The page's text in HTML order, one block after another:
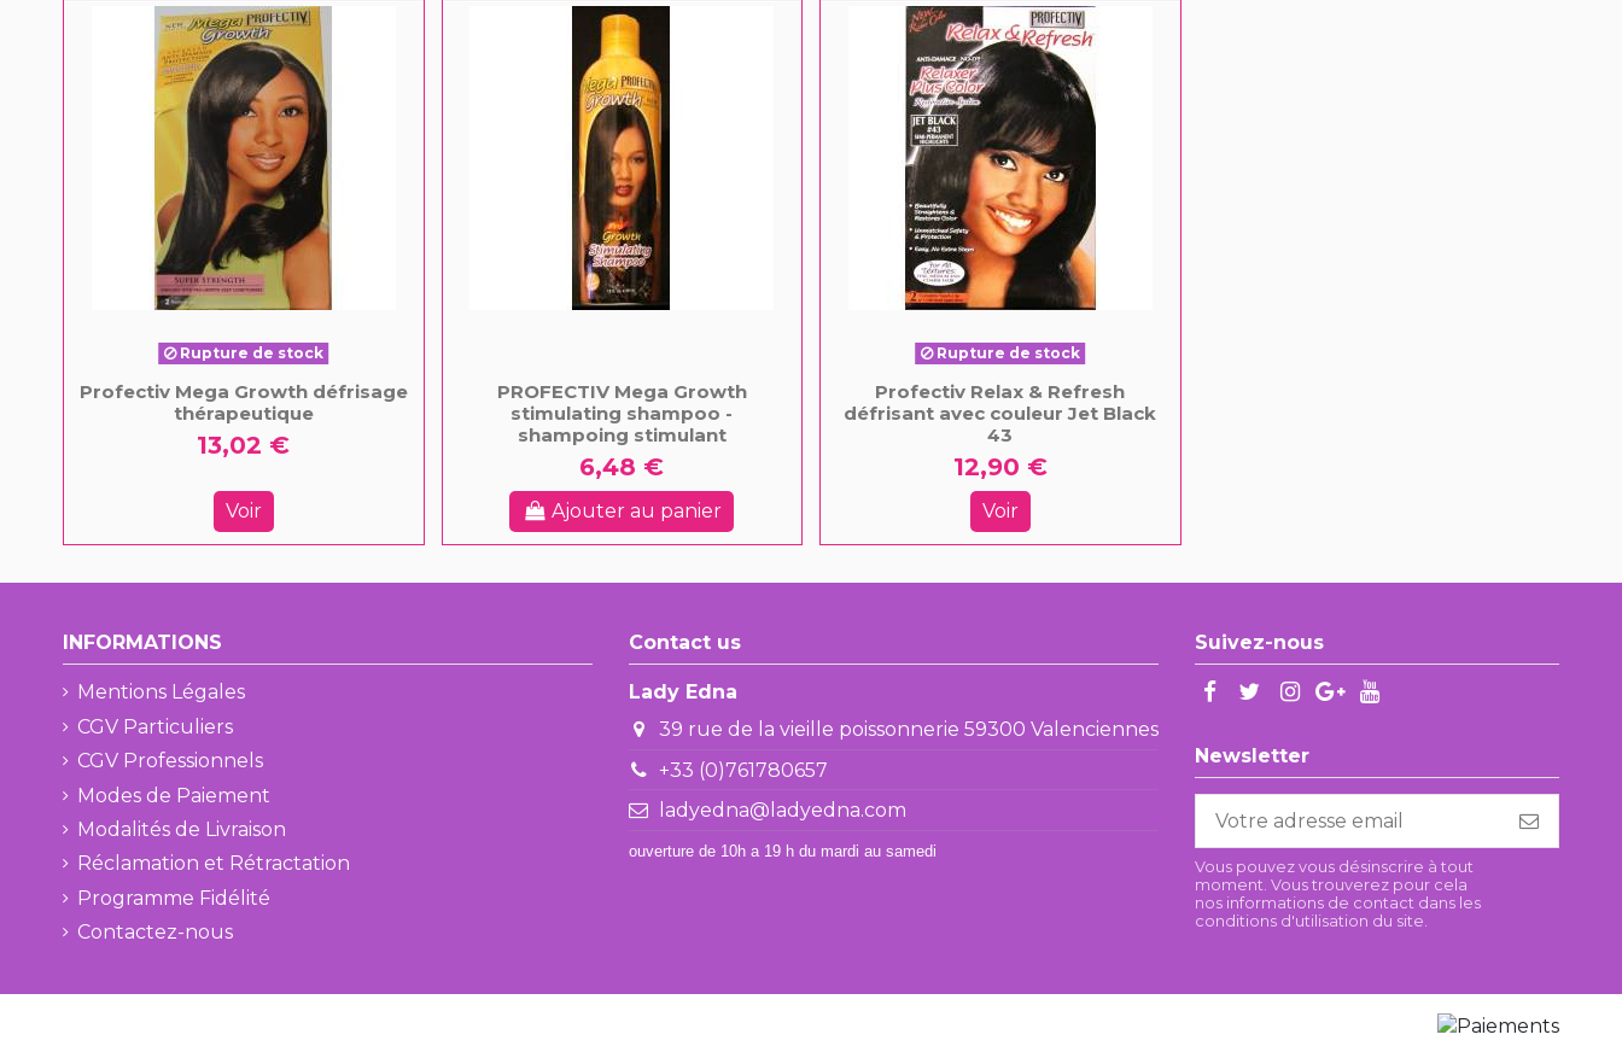
Rupture de stock
Profectiv Mega Growth défrisage
thérapeutique
13,02 €
Voir
PROFECTIV Mega Growth
stimulating shampoo -
shampoing stimulant
6,48 €
Ajouter au panier
Rupture de stock
Profectiv Relax & Refresh
défrisant avec couleur Jet Black
43
12,90 €
Voir
INFORMATIONS
Mentions Légales
CGV Particuliers
CGV Professionnels
Modes de Paiement
Modalités de Livraison
Réclamation et Rétractation
Programme Fidélité
Contactez-nous
Contact us
Lady Edna
39 rue de la vieille poissonnerie 59300 Valenciennes
+33 (0)761780657
ladyedna@ladyedna.com
ouverture de 10h a 19 h du mardi au samedi
Suivez-nous
Newsletter
Vous pouvez vous désinscrire à tout
moment. Vous trouverez pour cela
nos informations de contact dans les
conditions d'utilisation du site.